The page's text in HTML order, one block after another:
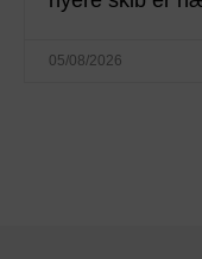
05/08/2026